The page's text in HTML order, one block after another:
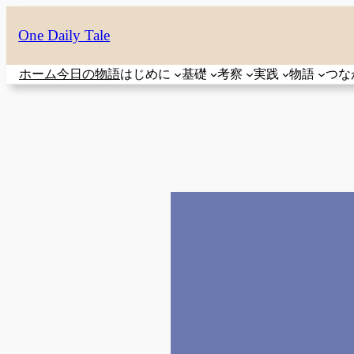
容
を
ス
One Daily Tale
ホーム今日の物語はじめに 基礎 考察 実践 物語 つな